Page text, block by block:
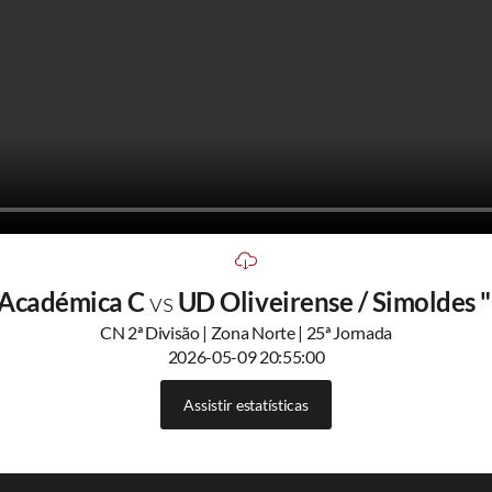
Cvs UD Oliveirense / Simoldes
CN 2ª Divisão | Zona Norte | 25ª Jornada
2026-05-09 20:55:00
Assistir estatísticas